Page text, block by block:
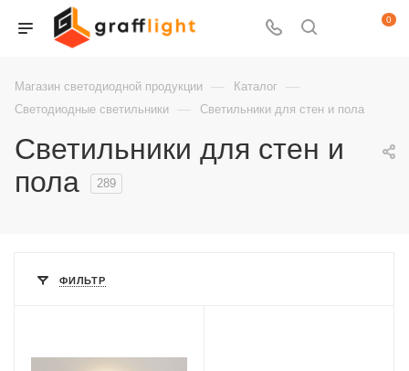
0
Магазин светодиодной продукции — Каталог —
Светодиодные светильники — Светильники для стен и пола
Светильники для стен и
пола
289
ФИЛЬТР